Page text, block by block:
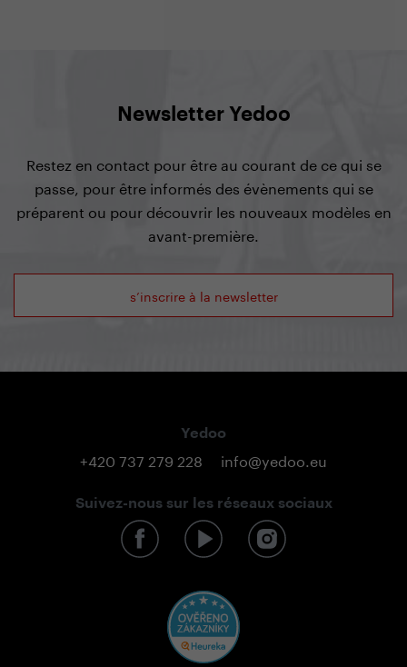
Newsletter Yedoo
Restez en contact pour être au courant de ce qui se
passe, pour être informés des évènements qui se
préparent ou pour découvrir les nouveaux modèles en
avant-première.
s’inscrire à la newsletter
Yedoo
+420 737 279 228 info@yedoo.eu
Suivez-nous sur les réseaux sociaux